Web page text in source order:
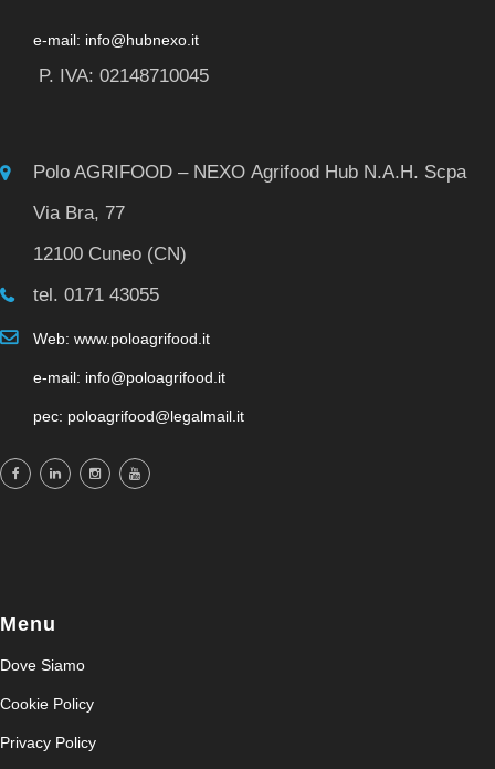
e-mail: info@hubnexo.it
P. IVA: 02148710045
Polo AGRIFOOD – NEXO Agrifood Hub N.A.H. Scpa
Via Bra, 77
12100 Cuneo (CN)
tel. 0171 43055
Web: www.poloagrifood.it
e-mail: info@poloagrifood.it
pec: poloagrifood@legalmail.it
Menu
Dove Siamo
Cookie Policy
Privacy Policy